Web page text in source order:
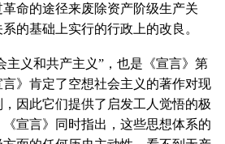
命的途径来废除资产阶级生产关
的基础上实行的行政上的改良。
主义和共产主义”，也是《宣言》第
》肯定了空想社会主义的著作对现
因此它们提供了启发工人觉悟的极
宣言》同时指出，这些思想体系的